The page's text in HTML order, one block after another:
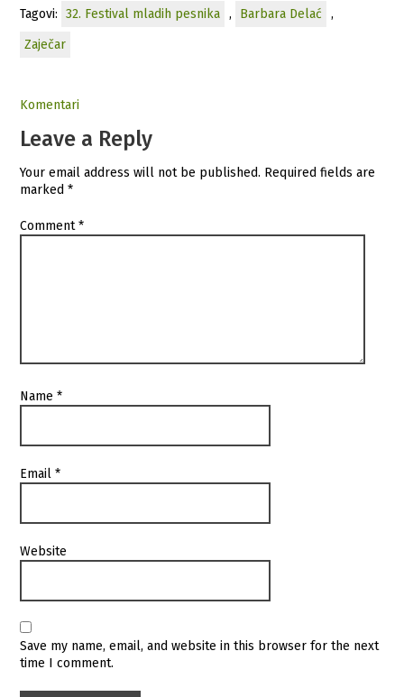
Tagovi: 32. Festival mladih pesnika , Barbara Delać
,
Zaječar
Komentari
Leave a Reply
Your email address will not be published. Required fields are
marked*
Comment*
Name*
Email*
Website
Save my name, email, and website in this browser for the next
time I comment.